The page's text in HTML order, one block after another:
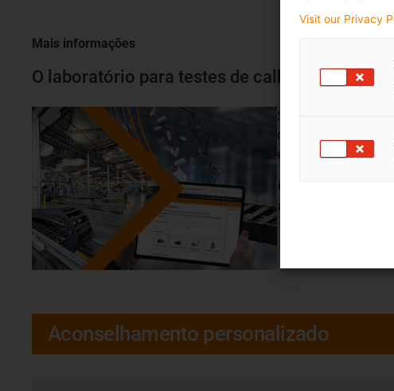
Mais informações
O laboratório para testes de calhas
São efectuados
ciclos de ensaio por
estações de ensaio.
O laboratório para
articuladas
Aconselhamento personalizado
Visit our Privacy